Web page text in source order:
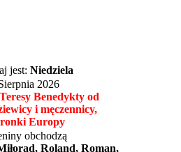
jest: Niedziela
2026
Benedykty od
i męczennicy,
Europy
obchodzą
Roland, Roman,